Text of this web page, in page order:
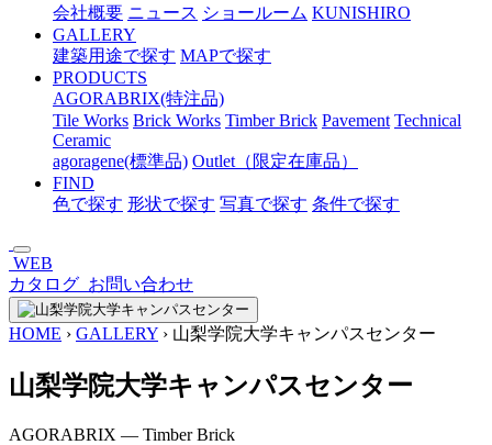
会社概要 ニュース ショールーム KUNISHIRO
GALLERY
建築用途で探す MAPで探す
PRODUCTS
AGORABRIX(特注品)
Tile Works Brick Works Timber Brick Pavement Technical
Ceramic
agoragene(標準品) Outlet（限定在庫品）
FIND
色で探す 形状で探す 写真で探す 条件で探す
WEB
カタログ お問い合わせ
HOME › GALLERY › 山梨学院大学キャンパスセンター
山梨学院大学キャンパスセンター
AGORABRIX ― Timber Brick